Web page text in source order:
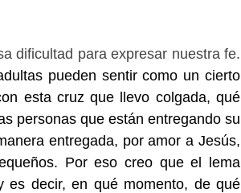
dificultad para expresar nuestra fe.
pueden sentir como un cierto
esta cruz que llevo colgada, qué
personas que están entregando su
entregada, por amor a Jesús,
Por eso creo que el lema
es decir, en qué momento, de qué